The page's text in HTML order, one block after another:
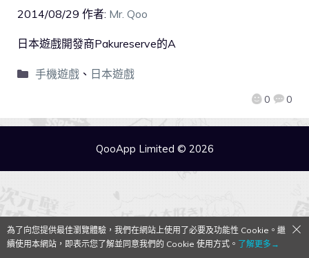
2014/08/29 作者: Mr. Qoo
0 0
日本遊戲開發商Pakureserve的A
手機遊戲、 日本遊戲
QooApp Limited © 2026
為了向您提供最佳瀏覽體驗，我們在網站上使用了必要及功能性 Cookie。繼
續使用本網站，即表示您了解並同意我們的 Cookie 使用方式。 了解更多→